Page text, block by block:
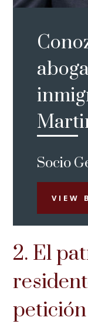
Socio
VIEW
2. El
petición